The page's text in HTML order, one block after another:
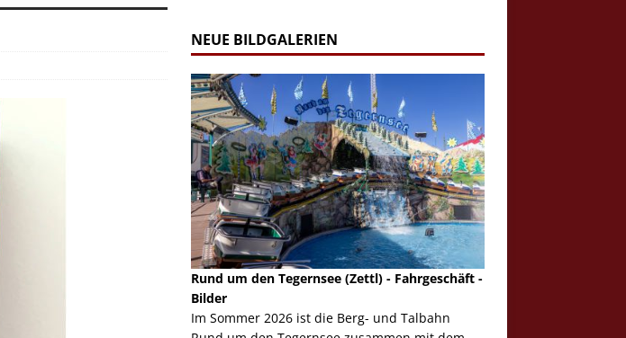
NEUE BILDGALERIEN
2022
immer noch mal einen Blick
aus dem Jahr 2022. Am
Rund um den Tegernsee (Zettl) - Fahrgeschäft -
Bilder
Im Sommer 2026 ist die Berg- und Talbahn